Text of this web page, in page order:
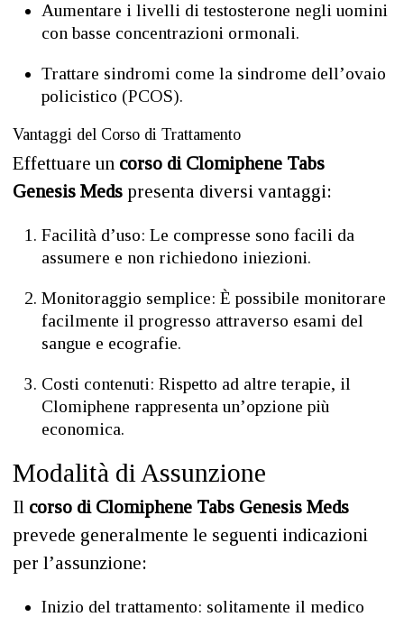
Aumentare i livelli di testosterone negli uomini
con basse concentrazioni ormonali.
Trattare sindromi come la sindrome dell’ovaio
policistico (PCOS).
Vantaggi del Corso di Trattamento
Effettuare un corso di Clomiphene Tabs
Genesis Meds presenta diversi vantaggi:
Facilità d’uso: Le compresse sono facili da
assumere e non richiedono iniezioni.
Monitoraggio semplice: È possibile monitorare
facilmente il progresso attraverso esami del
sangue e ecografie.
Costi contenuti: Rispetto ad altre terapie, il
Clomiphene rappresenta un’opzione più
economica.
Modalità di Assunzione
Il corso di Clomiphene Tabs Genesis Meds
prevede generalmente le seguenti indicazioni
per l’assunzione:
Inizio del trattamento: solitamente il medico